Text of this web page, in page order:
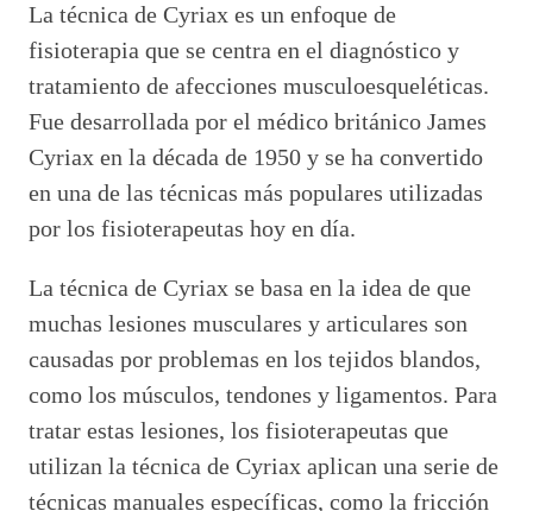
La técnica de Cyriax es un enfoque de
fisioterapia que se centra en el diagnóstico y
tratamiento de afecciones musculoesqueléticas.
Fue desarrollada por el médico británico James
Cyriax en la década de 1950 y se ha convertido
en una de las técnicas más populares utilizadas
por los fisioterapeutas hoy en día.
La técnica de Cyriax se basa en la idea de que
muchas lesiones musculares y articulares son
causadas por problemas en los tejidos blandos,
como los músculos, tendones y ligamentos. Para
tratar estas lesiones, los fisioterapeutas que
utilizan la técnica de Cyriax aplican una serie de
técnicas manuales específicas, como la fricción